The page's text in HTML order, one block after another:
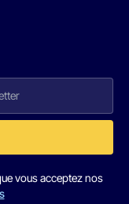
vous acceptez nos